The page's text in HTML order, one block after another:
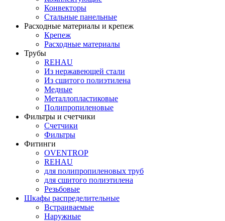
Конвекторы
Стальные панельные
Расходные материалы и крепеж
Крепеж
Расходные материалы
Трубы
REHAU
Из нержавеющей стали
Из сшитого полиэтилена
Медные
Металлопластиковые
Полипропиленовые
Фильтры и счетчики
Счетчики
Фильтры
Фитинги
OVENTROP
REHAU
для полипропиленовых труб
для сшитого полиэтилена
Резьбовые
Шкафы распределительные
Встраиваемые
Наружные